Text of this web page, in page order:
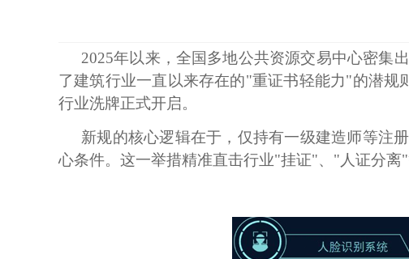
2025年以来，全国多地公共资源交易中心密集
了建筑行业一直以来存在的"重证书轻能力"的潜规
行业洗牌正式开启。
新规的核心逻辑在于，仅持有一级建造师等注
心条件。这一举措精准直击行业"挂证"、"人证分